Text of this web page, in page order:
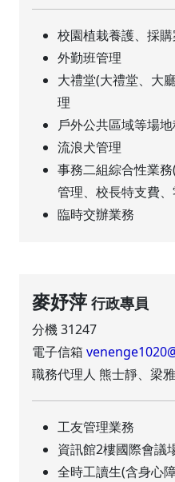
校園植栽養護、採
外勤班管理
大禮堂(大禮堂、大
理
戶外公共區域等場
流浪犬管理
事務二組綜合性業
管理、校長特支費
臨時交辦業務
麥妤萍 行政專員
分機 31247
電子信箱
職務代理人 熊士靜、梁
工友管理業務
資訊館2樓國際會議
全時工讀生(含身心